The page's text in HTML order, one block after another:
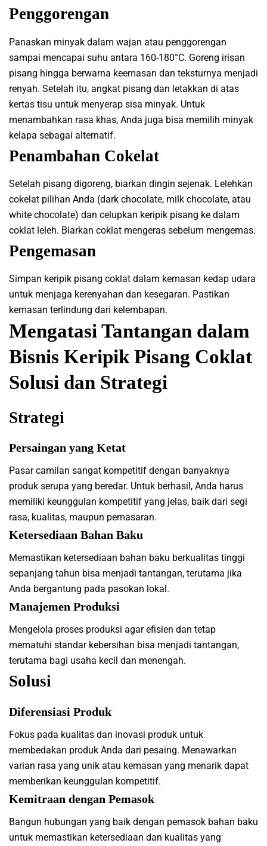
Penggorengan
Panaskan minyak dalam wajan atau penggorengan
sampai mencapai suhu antara 160-180°C. Goreng irisan
pisang hingga berwarna keemasan dan teksturnya menjadi
renyah. Setelah itu, angkat pisang dan letakkan di atas
kertas tisu untuk menyerap sisa minyak. Untuk
menambahkan rasa khas, Anda juga bisa memilih minyak
kelapa sebagai alternatif.
Penambahan Cokelat
Setelah pisang digoreng, biarkan dingin sejenak. Lelehkan
cokelat pilihan Anda (dark chocolate, milk chocolate, atau
white chocolate) dan celupkan keripik pisang ke dalam
coklat leleh. Biarkan coklat mengeras sebelum mengemas.
Pengemasan
Simpan keripik pisang coklat dalam kemasan kedap udara
untuk menjaga kerenyahan dan kesegaran. Pastikan
kemasan terlindung dari kelembapan.
Mengatasi Tantangan dalam
Bisnis Keripik Pisang Coklat
Solusi dan Strategi
Strategi
Persaingan yang Ketat
Pasar camilan sangat kompetitif dengan banyaknya
produk serupa yang beredar. Untuk berhasil, Anda harus
memiliki keunggulan kompetitif yang jelas, baik dari segi
rasa, kualitas, maupun pemasaran.
Ketersediaan Bahan Baku
Memastikan ketersediaan bahan baku berkualitas tinggi
sepanjang tahun bisa menjadi tantangan, terutama jika
Anda bergantung pada pasokan lokal.
Manajemen Produksi
Mengelola proses produksi agar efisien dan tetap
mematuhi standar kebersihan bisa menjadi tantangan,
terutama bagi usaha kecil dan menengah.
Solusi
Diferensiasi Produk
Fokus pada kualitas dan inovasi produk untuk
membedakan produk Anda dari pesaing. Menawarkan
varian rasa yang unik atau kemasan yang menarik dapat
memberikan keunggulan kompetitif.
Kemitraan dengan Pemasok
Bangun hubungan yang baik dengan pemasok bahan baku
untuk memastikan ketersediaan dan kualitas yang